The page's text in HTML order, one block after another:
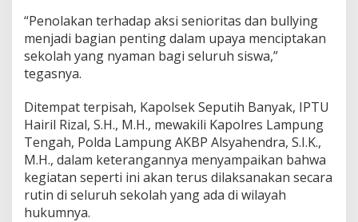
k
o
a
“Penolakan terhadap aksi senioritas dan bullying
menjadi bagian penting dalam upaya menciptakan
sekolah yang nyaman bagi seluruh siswa,”
tegasnya.
Ditempat terpisah, Kapolsek Seputih Banyak, IPTU
Hairil Rizal, S.H., M.H., mewakili Kapolres Lampung
Tengah, Polda Lampung AKBP Alsyahendra, S.I.K.,
M.H., dalam keterangannya menyampaikan bahwa
kegiatan seperti ini akan terus dilaksanakan secara
rutin di seluruh sekolah yang ada di wilayah
hukumnya.